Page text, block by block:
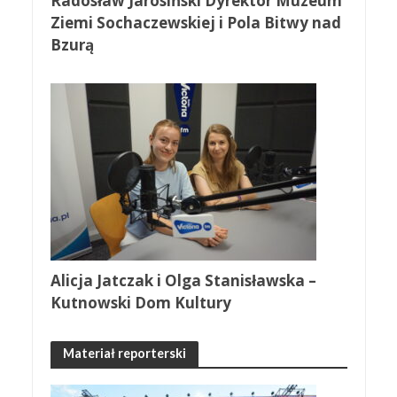
Ziemi Sochaczewskiej i Pola Bitwy nad
Bzurą
Alicja Jatczak i Olga Stanisławska –
Kutnowski Dom Kultury
Materiał reporterski